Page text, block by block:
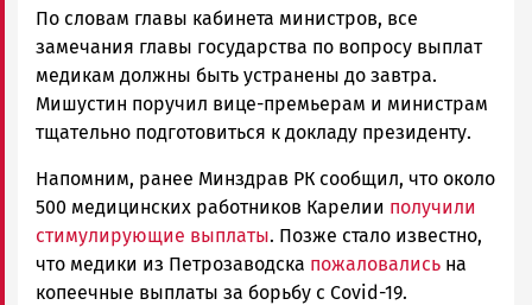
По словам главы кабинета министров, все
замечания главы государства по вопросу выплат
медикам должны быть устранены до завтра.
Мишустин поручил вице-премьерам и министрам
тщательно подготовиться к докладу президенту.
Напомним, ранее Минздрав РК сообщил, что около
500 медицинских работников Карелии получили
стимулирующие выплаты. Позже стало известно,
что медики из Петрозаводска пожаловались на
копеечные выплаты за борьбу с Covid-19.